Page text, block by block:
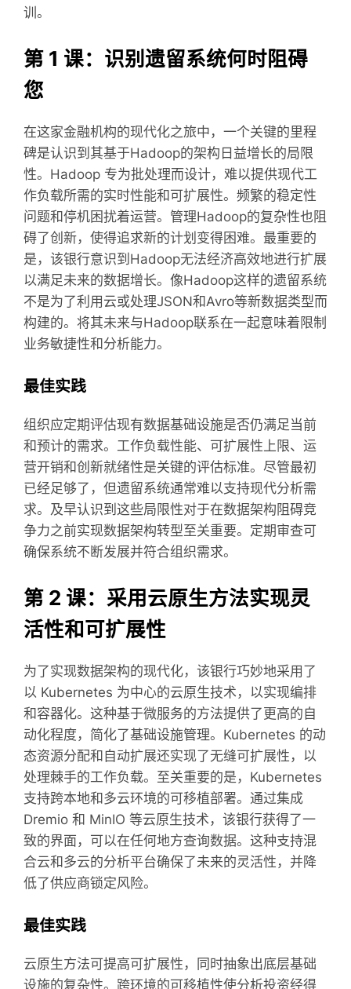
训。
第 1 课：识别遗留系统何时阻碍
您
在这家金融机构的现代化之旅中，一个关键的里程
碑是认识到其基于Hadoop的架构日益增长的局限
性。Hadoop 专为批处理而设计，难以提供现代工
作负载所需的实时性能和可扩展性。频繁的稳定性
问题和停机困扰着运营。管理Hadoop的复杂性也阻
碍了创新，使得追求新的计划变得困难。最重要的
是，该银行意识到Hadoop无法经济高效地进行扩展
以满足未来的数据增长。像Hadoop这样的遗留系统
不是为了利用云或处理JSON和Avro等新数据类型而
构建的。将其未来与Hadoop联系在一起意味着限制
业务敏捷性和分析能力。
最佳实践
组织应定期评估现有数据基础设施是否仍满足当前
和预计的需求。工作负载性能、可扩展性上限、运
营开销和创新就绪性是关键的评估标准。尽管最初
已经足够了，但遗留系统通常难以支持现代分析需
求。及早认识到这些局限性对于在数据架构阻碍竞
争力之前实现数据架构转型至关重要。定期审查可
确保系统不断发展并符合组织需求。
第 2 课：采用云原生方法实现灵
活性和可扩展性
为了实现数据架构的现代化，该银行巧妙地采用了
以 Kubernetes 为中心的云原生技术，以实现编排
和容器化。这种基于微服务的方法提供了更高的自
动化程度，简化了基础设施管理。Kubernetes 的动
态资源分配和自动扩展还实现了无缝可扩展性，以
处理棘手的工作负载。至关重要的是，Kubernetes
支持跨本地和多云环境的可移植部署。通过集成
Dremio 和 MinIO 等云原生技术，该银行获得了一
致的界面，可以在任何地方查询数据。这种支持混
合云和多云的分析平台确保了未来的灵活性，并降
低了供应商锁定风险。
最佳实践
云原生方法可提高可扩展性，同时抽象出底层基础
设施的复杂性。跨环境的可移植性使分析投资经得